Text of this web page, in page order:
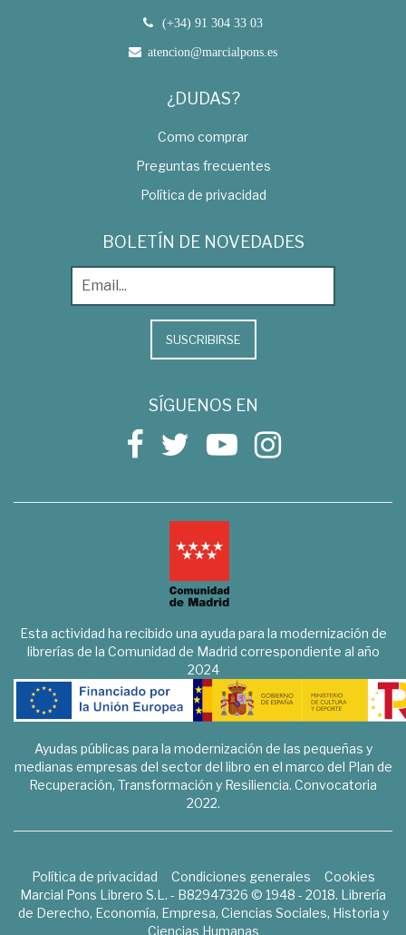
(+34) 91 304 33 03
atencion@marcialpons.es
¿DUDAS?
Como comprar
Preguntas frecuentes
Política de privacidad
BOLETÍN DE NOVEDADES
SUSCRIBIRSE
SÍGUENOS EN
Esta actividad ha recibido una ayuda para la modernización de
librerías de la Comunidad de Madrid correspondiente al año
2024
Ayudas públicas para la modernización de las pequeñas y
medianas empresas del sector del libro en el marco del Plan de
Recuperación, Transformación y Resiliencia. Convocatoria
2022.
Política de privacidad Condiciones generales
Cookies
Marcial Pons Librero S.L. - B82947326 © 1948 - 2018. Librería
de Derecho, Economía, Empresa, Ciencias Sociales, Historia y
Ciencias Humanas